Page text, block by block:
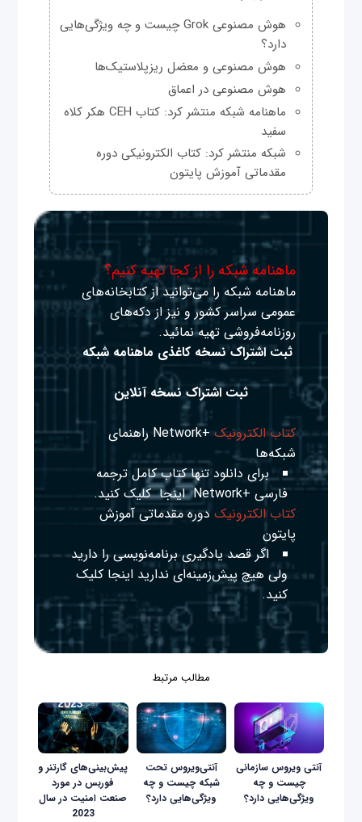
هوش مصنوعی Grok چیست و چه ویژگی‌هایی
دارد؟
هوش مصنوعی و معضل ریزپلاستیک‌ها
هوش مصنوعی در اعماق
ماهنامه شبکه منتشر کرد: کتاب CEH هکر کلاه
سفید
شبکه منتشر کرد: کتاب الکترونیکی دوره
مقدماتی آموزش پایتون
ماهنامه شبکه را از کجا تهیه کنیم؟
ماهنامه شبکه را می‌توانید از کتابخانه‌های
عمومی سراسر کشور و نیز از دکه‌های
روزنامه‌فروشی تهیه نمائید.
ثبت اشتراک نسخه کاغذی ماهنامه شبکه
ثبت اشتراک نسخه آنلاین
کتاب الکترونیک
+Network راهنمای
شبکه‌ها
برای دانلود تنها کتاب کامل ترجمه
فارسی +Network
اینجا کلیک کنید.
کتاب الکترونیک دوره مقدماتی آموزش
پایتون
اگر قصد یادگیری برنامه‌نویسی را دارید
ولی هیچ پیش‌زمینه‌ای نداریداینجا کلیک
کنید.
مطالب مرتبط
آنتی ویروس سازمانی
چیست و چه
ویژگی‌هایی دارد؟
آنتی‌ویروس تحت
شبکه چیست و چه
ویژگی‌هایی دارد؟
پیش‌بینی‌های گارتنر و
فوربس در مورد
صنعت امنیت در سال
2023